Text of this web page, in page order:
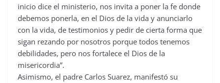
inicio dice el ministerio, nos invita a poner la fe donde
debemos ponerla, en el Dios de la vida y anunciarlo
con la vida, de testimonios y pedir de cierta forma que
sigan rezando por nosotros porque todos tenemos
debilidades, pero nos fortalece el Dios de la
misericordia”.
Asimismo, el padre Carlos Suarez, manifestó su